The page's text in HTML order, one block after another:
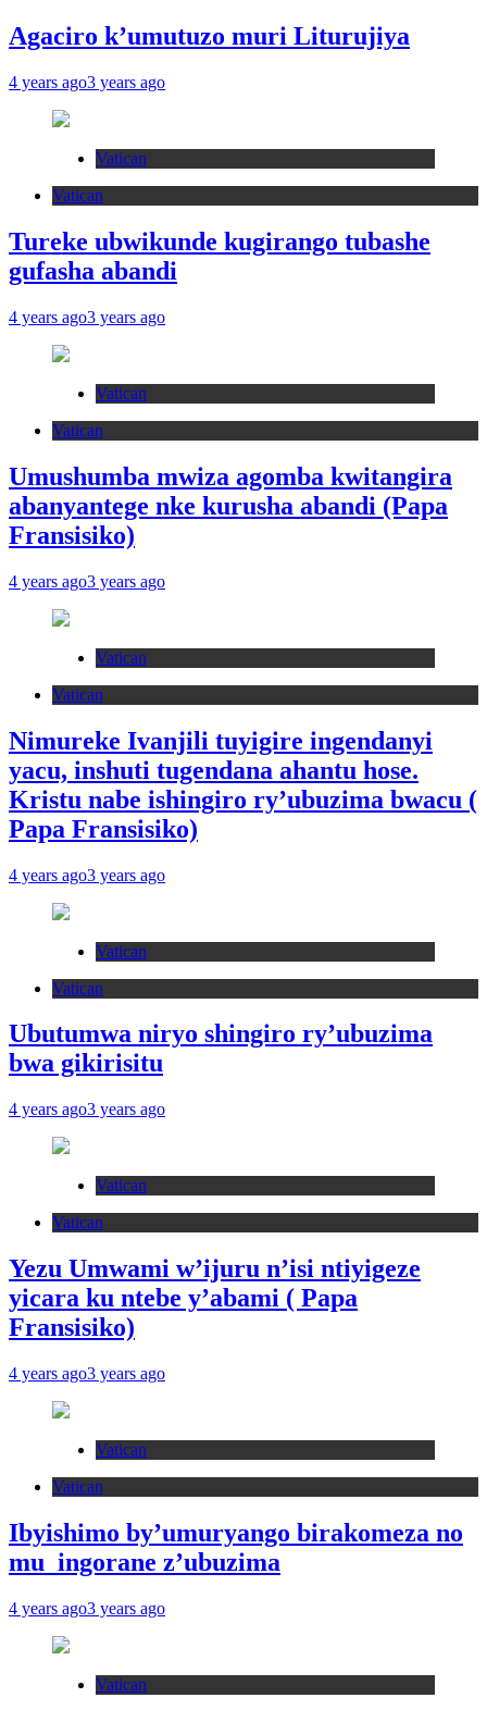
Agaciro k’umutuzo muri Liturujiya
4 years ago3 years ago
Vatican
Vatican
Tureke ubwikunde kugirango tubashe
gufasha abandi
4 years ago3 years ago
Vatican
Vatican
Umushumba mwiza agomba kwitangira
abanyantege nke kurusha abandi (Papa
Fransisiko)
4 years ago3 years ago
Vatican
Vatican
Nimureke Ivanjili tuyigire ingendanyi
yacu, inshuti tugendana ahantu hose.
Kristu nabe ishingiro ry’ubuzima bwacu (
Papa Fransisiko)
4 years ago3 years ago
Vatican
Vatican
Ubutumwa niryo shingiro ry’ubuzima
bwa gikirisitu
4 years ago3 years ago
Vatican
Vatican
Yezu Umwami w’ijuru n’isi ntiyigeze
yicara ku ntebe y’abami ( Papa
Fransisiko)
4 years ago3 years ago
Vatican
Vatican
Ibyishimo by’umuryango birakomeza no
mu ingorane z’ubuzima
4 years ago3 years ago
Vatican